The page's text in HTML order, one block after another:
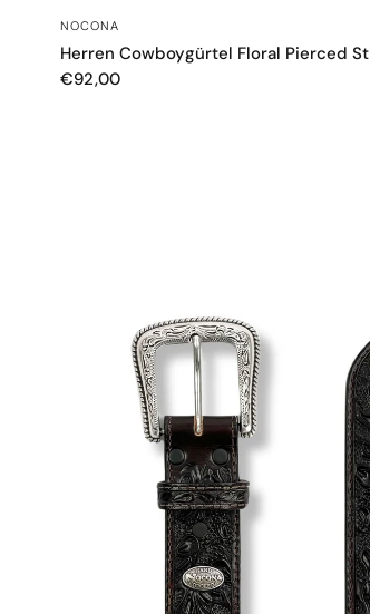
NOCONA
Herren Cowboygürtel Floral Pierced
€92,00